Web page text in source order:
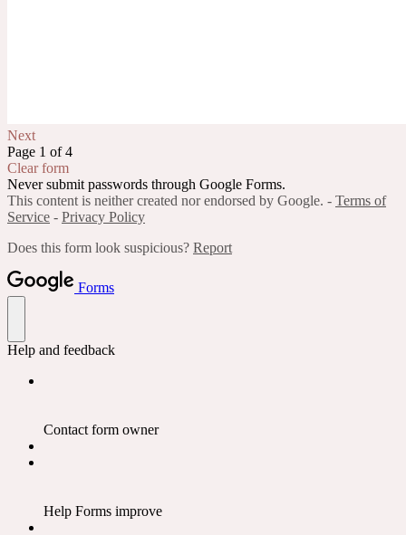
Next
Page 1 of 4
Clear form
Never submit passwords through Google Forms.
This content is neither created nor endorsed by Google. - Terms of
Service - Privacy Policy
Does this form look suspicious? Report
Forms
Help and feedback
Contact form owner
Help Forms improve